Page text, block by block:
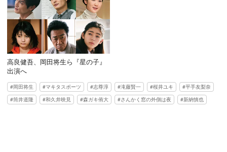
高良健吾、岡田将生ら『星の子』
出演へ
岡田将生 マキタスポーツ 志尊淳 滝藤賢一 桜井ユキ
平手友梨奈
筒井道隆
和久井映見 森ガキ侑大 さんかく窓の外側は夜 新納慎也